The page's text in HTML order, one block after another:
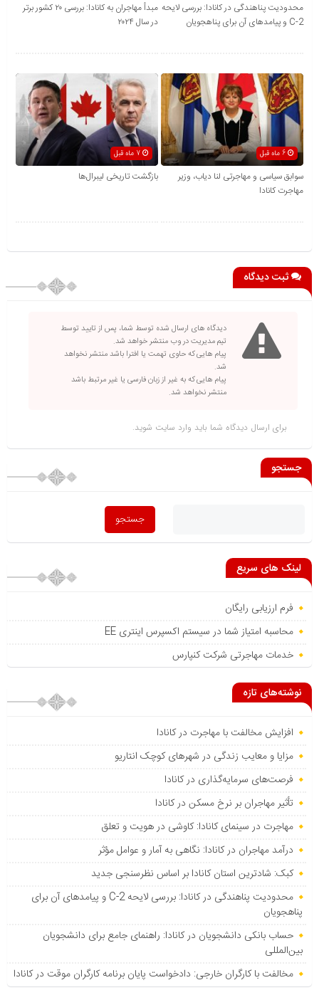
محدودیت پناهندگی در کانادا: بررسی لایحه
C-2 و پیامدهای آن برای پناهجویان
مبدأ مهاجران به کانادا: بررسی ۲۰ کشور برتر
در سال ۲۰۲۴
6 ماه قبل
سوابق سیاسی و مهاجرتی لنا دیاب، وزیر
مهاجرت کانادا
بازگشت تاریخی لیبرال‌ها
ثبت دیدگاه
دیدگاه های ارسال شده توسط شما، پس از تایید توسط
تیم مدیریت در وب منتشر خواهد شد.
پیام هایی که حاوی تهمت یا افترا باشد منتشر نخواهد
شد.
پیام هایی که به غیر از زبان فارسی یا غیر مرتبط باشد
منتشر نخواهد شد.
برای ارسال دیدگاه شما باید وارد سایت شوید.
جستجو
لینک های سریع
فرم ارزیابی رایگان
محاسبه امتیاز شما در سیستم اکسپرس اینتری EE
خدمات مهاجرتی شرکت کنپارس
نوشته‌های تازه
افزایش مخالفت با مهاجرت در کانادا
مزایا و معایب زندگی در شهرهای کوچک انتاریو
فرصت‌های سرمایه‌گذاری در کانادا
تأثیر مهاجران بر نرخ مسکن در کانادا
مهاجرت در سینمای کانادا: کاوشی در هویت و تعلق
درآمد مهاجران در کانادا: نگاهی به آمار و عوامل مؤثر
کبک: شادترین استان کانادا بر اساس نظرسنجی جدید
محدودیت پناهندگی در کانادا: بررسی لایحه C-2 و پیامدهای آن برای
پناهجویان
حساب بانکی دانشجویان در کانادا: راهنمای جامع برای دانشجویان
بین‌المللی
مخالفت با کارگران خارجی: دادخواست پایان برنامه کارگران موقت در کانادا